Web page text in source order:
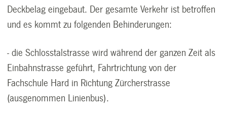
Deckbelag eingebaut. Der gesamte Verkehr ist betroffen
und es kommt zu folgenden Behinderungen:
- die Schlosstalstrasse wird während der ganzen Zeit als
Einbahnstrasse geführt, Fahrtrichtung von der
Fachschule Hard in Richtung Zürcherstrasse
(ausgenommen Linienbus).